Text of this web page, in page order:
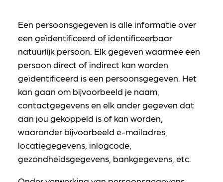
Een persoonsgegeven is alle informatie over
een geïdentificeerd of identificeerbaar
natuurlijk persoon. Elk gegeven waarmee een
persoon direct of indirect kan worden
geïdentificeerd is een persoonsgegeven. Het
kan gaan om bijvoorbeeld je naam,
contactgegevens en elk ander gegeven dat
aan jou gekoppeld is of kan worden,
waaronder bijvoorbeeld e-mailadres,
locatiegegevens, inlogcode,
gezondheidsgegevens, bankgegevens, etc.